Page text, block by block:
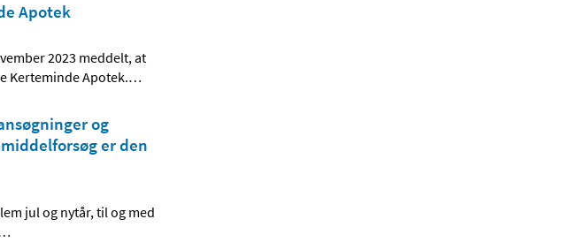
Apotek
2023 meddelt, at
Kerteminde Apotek.…
og
er den
jul og nytår, til og med